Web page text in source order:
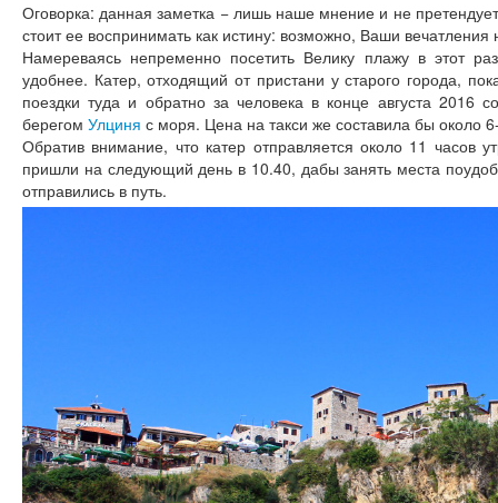
Оговорка: данная заметка − лишь наше мнение и не
стоит ее воспринимать как истину: возможно, Ваши
Намереваясь непременно посетить Велику плажу в этот
удобнее. Катер, отходящий от пристани у старого города,
поездки туда и обратно за человека в конце августа 2016
берегом Улциня с моря. Цена на такси же составила бы около
Обратив внимание, что катер отправляется около 11 часов
пришли на следующий день в 10.40, дабы занять места
отправились в путь.